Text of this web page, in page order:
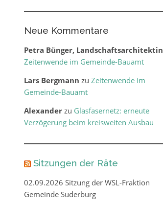
Neue Kommentare
Petra Bünger, Landschaftsarchitektin
Zeitenwende im Gemeinde-Bauamt
Lars Bergmann zu Zeitenwende im
Gemeinde-Bauamt
Alexanderzu Glasfasernetz: erneute
Verzögerung beim kreisweiten Ausbau
Sitzungen der Räte
02.09.2026 Sitzung der WSL-Fraktion
Gemeinde Suderburg